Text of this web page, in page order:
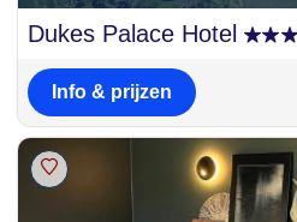
Dukes Palace Hotel
Info & prijzen